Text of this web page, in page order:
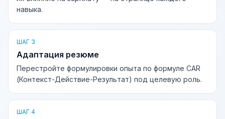
навыка.
ШАГ 3
Адаптация резюме
Перестройте формулировки опыта по формуле CAR
(Контекст-Действие-Результат) под целевую роль.
ШАГ 4